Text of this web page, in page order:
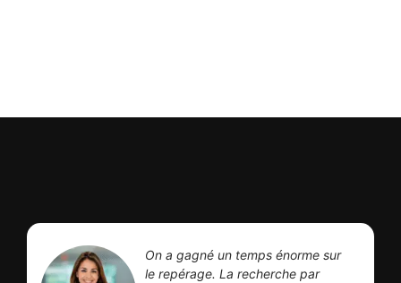
On a gagné un temps énorme sur
le repérage. La recherche par